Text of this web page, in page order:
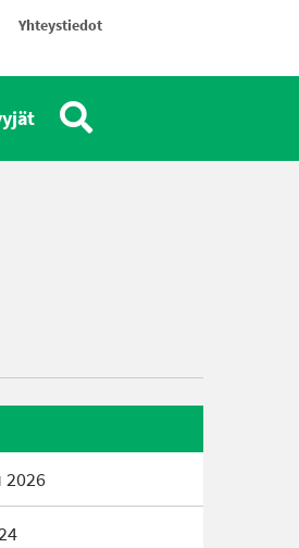
Yhteystiedot